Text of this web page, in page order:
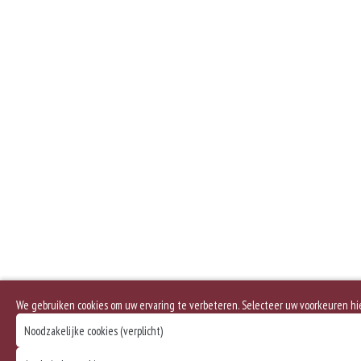
We gebruiken cookies om uw ervaring te verbeteren. Selecteer uw voorkeuren
Noodzakelijke cookies (verplicht)